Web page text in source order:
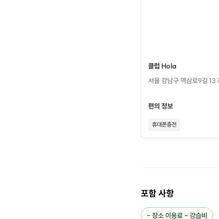
클럽 Hola
서울 강남구 역삼로9길 13
편의 정보
휴대폰충전
포함 사항
- 장소 이용료 - 강습비